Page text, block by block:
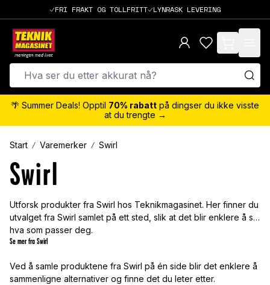
FRI FRAKT OG TOLLFRITT LYNRASK LEVERING
items in cart,
🌴 Summer Deals! Opptil 70% rabatt på dingser du ikke visste
at du trengte →
Start Varemerker Swirl
Swirl
Utforsk produkter fra Swirl hos Teknikmagasinet. Her finner du
utvalget fra Swirl samlet på ett sted, slik at det blir enklere å se
hva som passer deg.
Se mer fra Swirl
Ved å samle produktene fra Swirl på én side blir det enklere å
sammenligne alternativer og finne det du leter etter.